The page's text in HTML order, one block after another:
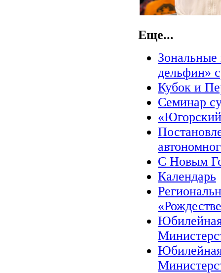
Еще...
дельфин»
Кубок и
Семинар
С Новым
Календарь